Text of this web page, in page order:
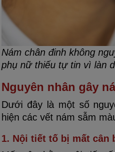
Nám chân đinh không
phụ nữ thiếu tự tin vì làn
Nguyên nhân gây
Dưới đây là một số
hiện các vết nám sẫm
1. Nội tiết tố bị mất cân